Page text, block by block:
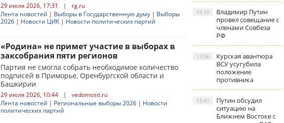
29 июля 2026, 17:31 |
rg.ru
Лента новостей | Выборы в Государственную думу | Выборы
2026 | Новости ЦИК | Новости политических партий
«Родина» не примет участие в выборах в
заксобрания пяти регионов
Партия не смогла собрать необходимое количество
подписей в Приморье, Оренбургской области и
Башкирии
29 июля 2026, 10:44 |
vedomosti.ru
Лента новостей | Региональные выборы 2026 | Новости
политических партий
Владимир Путин
провел совещание с
членами Совбеза
РФ
14:10
Курская авантюра
ВСУ усугубила
положение
противника
13:56
Путин обсудил
ситуацию на
Ближнем Востоке с
13:41